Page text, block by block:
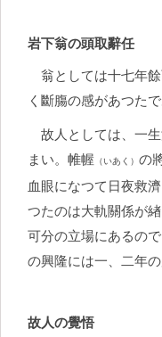
岩下翁の頭取辭任
翁としては十七年
く斷膓の感があつた
故人としては、一
まい。帷幄 （いあく） の
血眼になつて日夜救
つたのは大軌關係が
可分の立場にあるの
の興隆には一、二年
故人の覺悟